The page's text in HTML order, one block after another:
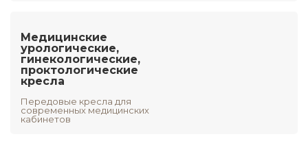
Медицинские
урологические,
гинекологические,
проктологические
кресла
Передовые кресла для
современных медицинских
кабинетов